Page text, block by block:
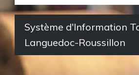
c
n
Système d'Information
Languedoc-Roussillon